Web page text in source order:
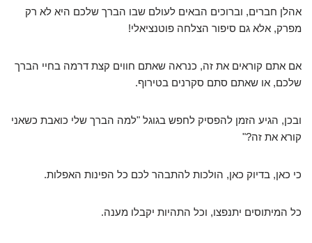
אהלן חברים, וברוכים הבאים לעולם שבו הברך שלכם היא לא רק
מפרק, אלא גם סיפור הצלחה פוטנציאלי!
אם אתם קוראים את זה, כנראה שאתם חווים קצת דרמה בחיי הברך
שלכם, או שאתם סתם סקרנים בטירוף.
ובכן, הגיע הזמן להפסיק לחפש בגוגל "למה הברך שלי כואבת כשאני
קורא את זה?"
כי כאן, בדיוק כאן, הולכות להתבהר לכם כל הפינות האפלות.
כל המיתוסים יתנפצו, וכל התהיות יקבלו מענה.